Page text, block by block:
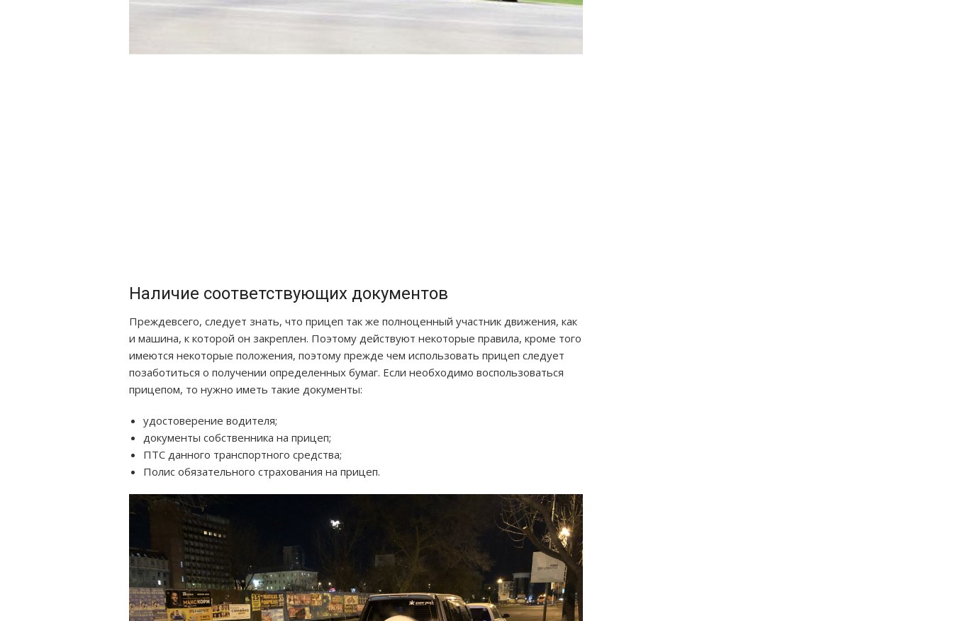
Наличие соответствующих документов
Преждевсего, следует знать, что прицеп так же полноценный участник движения, как
и машина, к которой он закреплен. Поэтому действуют некоторые правила, кроме того
имеются некоторые положения, поэтому прежде чем использовать прицеп следует
позаботиться о получении определенных бумаг. Если необходимо воспользоваться
прицепом, то нужно иметь такие документы:
удостоверение водителя;
документы собственника на прицеп;
ПТС данного транспортного средства;
Полис обязательного страхования на прицеп.